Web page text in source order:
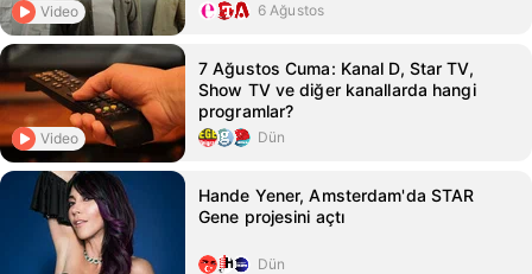
Video 6 Ağustos
Video
7 Ağustos Cuma: Kanal D, Star TV,
Show TV ve diğer kanallarda hangi
programlar?
Dün
Hande Yener, Amsterdam'da STAR
Gene projesini açtı
Dün